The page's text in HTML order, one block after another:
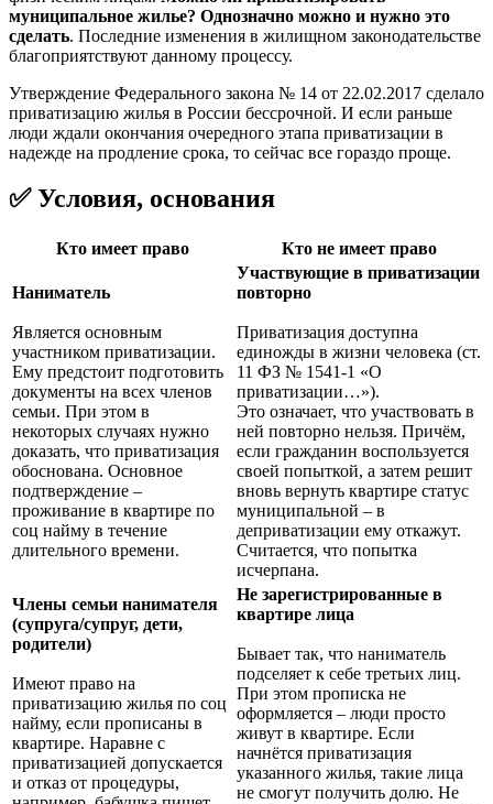
муниципальное жилье? Однозначно можно и нужно это
сделать. Последние изменения в жилищном законодательстве
благоприятствуют данному процессу.
Утверждение Федерального закона № 14 от 22.02.2017 сделало
приватизацию жилья в России бессрочной. И если раньше
люди ждали окончания очередного этапа приватизации в
надежде на продление срока, то сейчас все гораздо проще.
✅ Условия, основания
Кто имеет право Кто не имеет право
Наниматель
Является основным
участником приватизации.
Ему предстоит подготовить
документы на всех членов
семьи. При этом в
некоторых случаях нужно
доказать, что приватизация
обоснована. Основное
подтверждение –
проживание в квартире по
соц найму в течение
длительного времени.
Участвующие в приватизации
повторно
Приватизация доступна
единожды в жизни человека (ст.
11 ФЗ № 1541-1 «О
приватизации…»).
Это означает, что участвовать в
ней повторно нельзя. Причём,
если гражданин воспользуется
своей попыткой, а затем решит
вновь вернуть квартире статус
муниципальной – в
деприватизации ему откажут.
Считается, что попытка
исчерпана.
Члены семьи нанимателя
(супруга/супруг, дети,
родители)
Имеют право на
приватизацию жилья по соц
найму, если прописаны в
квартире. Наравне с
приватизацией допускается
и отказ от процедуры,
Не зарегистрированные в
квартире лица
Бывает так, что наниматель
подселяет к себе третьих лиц.
При этом прописка не
оформляется – люди просто
живут в квартире. Если
начнётся приватизация
указанного жилья, такие лица
не смогут получить долю. Не